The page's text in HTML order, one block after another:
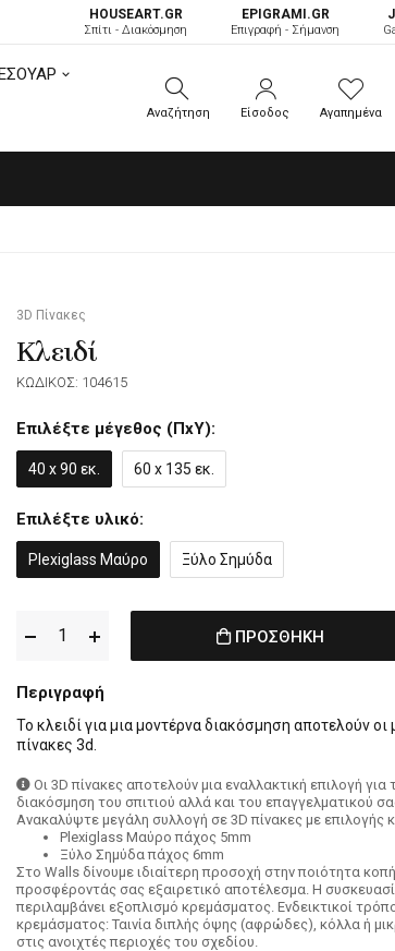
HOUSEART.GR
Σπίτι - Διακόσμηση
ΕPIGRAMI.GR
Επιγραφή - Σήμανση
Αναζήτηση Είσοδος Αγαπημένα
3D Πίνακες
Κλειδί
ΚΩΔΙΚΟΣ: 104615
Επιλέξτε μέγεθος (ΠxΥ):
40 x 90 εκ. 60 x 135 εκ.
Επιλέξτε υλικό:
Plexiglass Μαύρο Ξύλο Σημύδα
ΠΡΟΣΘΗΚΗ
Περιγραφή
Το κλειδί για μια μοντέρνα διακόσμηση αποτελούν οι
πίνακες 3d.
Οι 3D πίνακες αποτελούν μια εναλλακτική επιλογή για
διακόσμηση του σπιτιού αλλά και του επαγγελματικού
Ανακαλύψτε μεγάλη συλλογή σε 3D πίνακες με επιλογής
Plexiglass Μαύρο πάχος 5mm
Ξύλο Σημύδα πάχος 6mm
Στο Walls δίνουμε ιδιαίτερη προσοχή στην ποιότητα
προσφέροντάς σας εξαιρετικό αποτέλεσμα. Η
περιλαμβάνει εξοπλισμό κρεμάσματος. Ενδεικτικοί
κρεμάσματος: Ταινία διπλής όψης (αφρώδες), κόλλα ή
στις ανοιχτές περιοχές του σχεδίου.